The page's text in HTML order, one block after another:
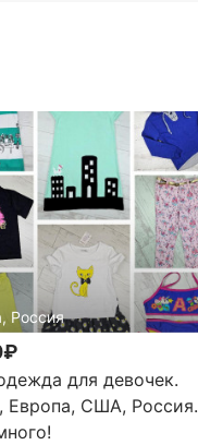
Россия
для девочек.
Европа, США, Россия.